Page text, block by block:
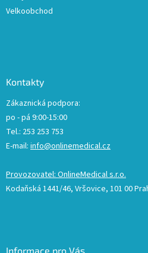
Velkoobchod
Kontakty
Zákaznická podpora:
po - pá 9:00-15:00
Tel.: 253 253 753
E-mail: info@onlinemedical.cz
Provozovatel: OnlineMedical s.r.o.
Kodaňská 1441/46, Vršovice, 101 00
Informace pro Vás